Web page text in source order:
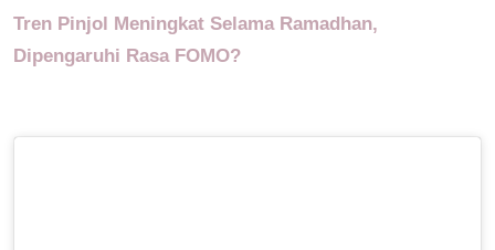
Tren Pinjol Meningkat Selama Ramadhan,
Dipengaruhi Rasa FOMO?